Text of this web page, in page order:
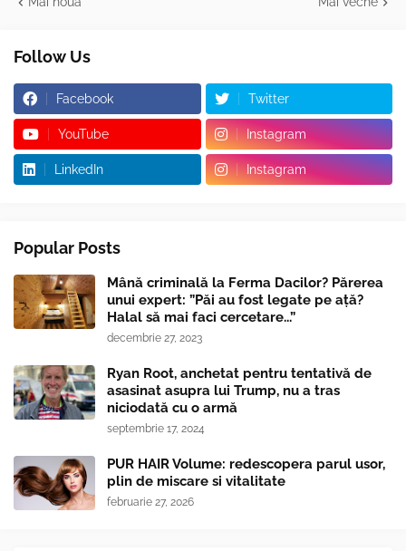
Follow Us
Facebook Twitter
YouTube Instagram
LinkedIn Instagram
Popular Posts
Mână criminală la Ferma Dacilor? Părerea
unui expert: ”Păi au fost legate pe ață?
Halal să mai faci cercetare...”
decembrie 27, 2023
Ryan Root, anchetat pentru tentativă de
asasinat asupra lui Trump, nu a tras
niciodată cu o armă
septembrie 17, 2024
PUR HAIR Volume: redescopera parul usor,
plin de miscare si vitalitate
februarie 27, 2026